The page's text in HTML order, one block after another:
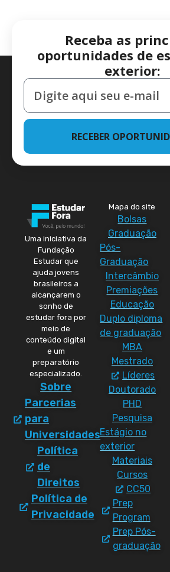
Receba as
oportunidades de
exterior:
RECEBER
Uma iniciativa da
Fundação
Estudar que
ajuda jovens
brasileiros a
alcançarem o
sonho de
estudar fora por
meio de
conteúdo digital
e um
preparatório
especializado.
Sobre
Parcerias
para
Universidades
Política
de
Direitos
Política de
Privacidade
Mapa do site
Bolsas
Graduação
Pós-
Graduação
Intercâmbio
Premiações
Educação
Duplo diploma
de graduação
MBA
Mestrado
Líderes
Doutorado
PHD
Pesquisa
Estágio no
exterior
Materiais
Cursos
CC50
Prep
Program
Prep Pós-
graduação